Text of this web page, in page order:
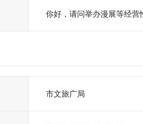
你好，请问举办漫展等经
市文旅广局